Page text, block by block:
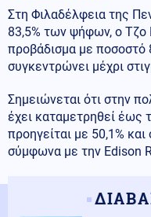
Στη Φιλαδέλφεια της
83,5% των ψήφων, ο Τζο
προβάδισμα με ποσοστό
συγκεντρώνει μέχρι
Σημειώνεται ότι στην
έχει καταμετρηθεί
προηγείται με 50,1%
σύμφωνα με την Edison